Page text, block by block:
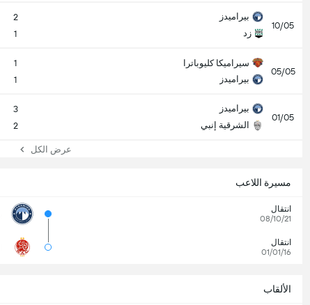
10/05
بيراميدز
زد
2
1
05/05
سيراميكا كليوباترا
بيراميدز
1
1
01/05
بيراميدز
الشرقية إنبي
3
2
عرض الكل
مسيرة اللاعب
انتقال
08/10/21
انتقال
01/01/16
الألقاب